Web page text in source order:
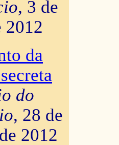
, 3 de
2012
da
do
, 28 de
2012